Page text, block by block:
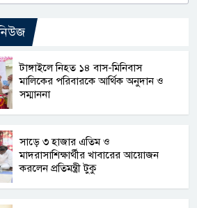
টাঙ্গাইলে নিহত ১৪ বাস-মিনিবাস
মালিকের পরিবারকে আর্থিক অনুদান ও
সম্মাননা
সাড়ে ৩ হাজার এতিম ও
মাদরাসাশিক্ষার্থীর খাবারের আয়োজন
করলেন প্রতিমন্ত্রী টুকু